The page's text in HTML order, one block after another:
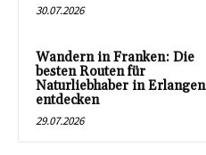
30.07.2026
Wandern in Franken: Die
besten Routen für
Naturliebhaber in Erlangen
entdecken
29.07.2026